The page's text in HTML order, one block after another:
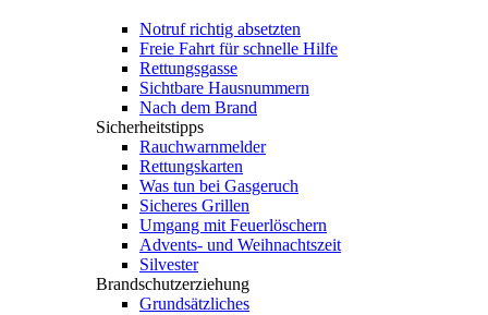
Notruf richtig absetzten
Freie Fahrt für schnelle Hilfe
Rettungsgasse
Sichtbare Hausnummern
Nach dem Brand
Sicherheitstipps
Rauchwarnmelder
Rettungskarten
Was tun bei Gasgeruch
Sicheres Grillen
Umgang mit Feuerlöschern
Advents- und Weihnachtszeit
Silvester
Brandschutzerziehung
Grundsätzliches